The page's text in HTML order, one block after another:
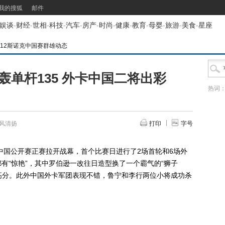
的搜狐 邮件
娱谈-财经-世相-科技-汽车-房产-时尚-健康-教育-母婴-旅游-美食-星座
斯诺克中国赛群雄动态
单杆135 外卡中国二将出彩
清扬 打印 字号
开赛正赛拉开战幕，首个比赛日进行了2场首轮和6场外
“惊艳”，其中罗伯逊一改往日造型换了一个霸气的“狮子
。此外中国外卡军团表现不错，鲁宁和李行两位小将成功杀
热词